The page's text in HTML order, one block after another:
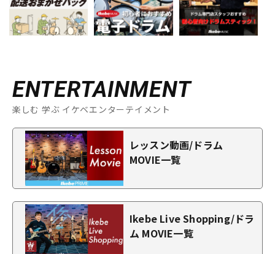
ENTERTAINMENT
楽しむ 学ぶ イケベエンターテイメント
レッスン動画/ドラム
MOVIE一覧
Ikebe Live Shopping/ドラ
ム MOVIE一覧